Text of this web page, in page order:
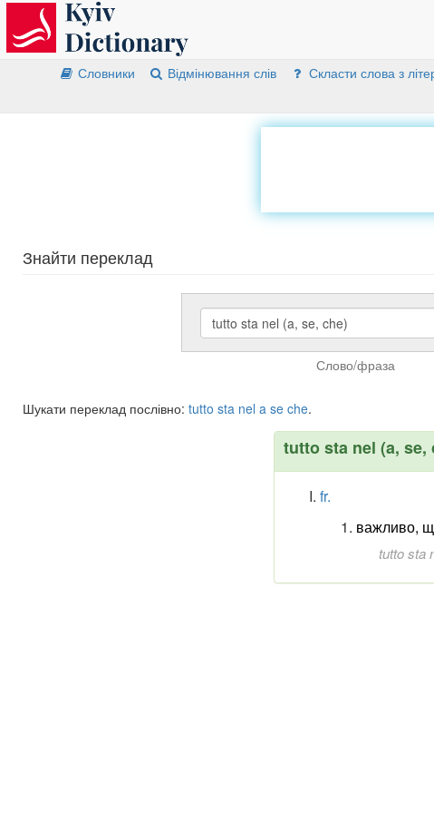
Словники Відмінювання слів Скласти слова з
Знайти переклад
Слово/фраза
Шукати переклад послівно: tutto sta nel a se che.
tutto sta nel (a, se,
fr.
важливо,
tutto sta